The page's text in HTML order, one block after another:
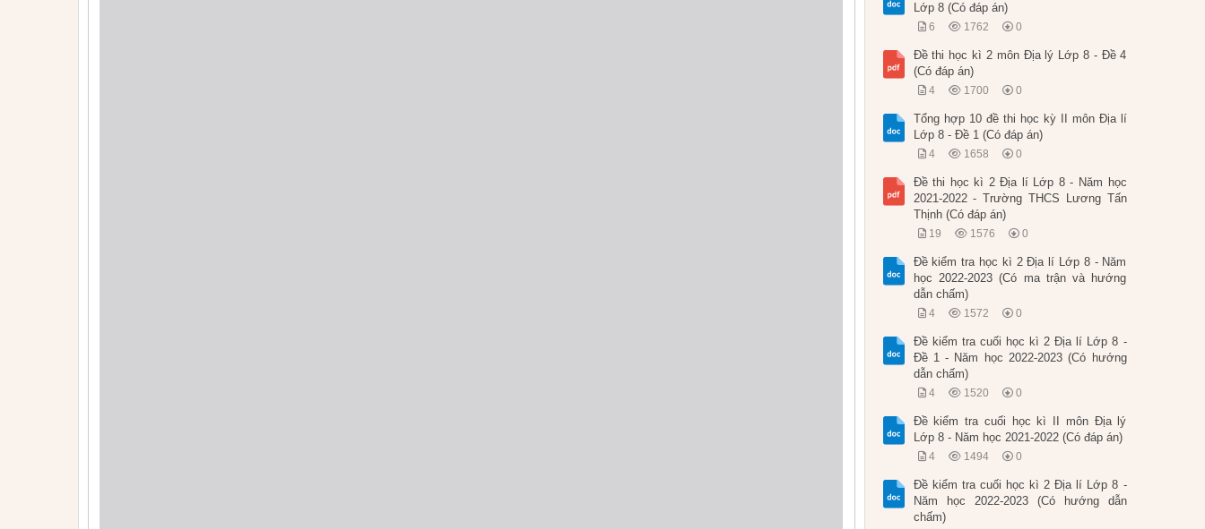
Lớp 8 (Có đáp án)
6 1762 0
Đề thi học kì 2 môn Địa lý Lớp 8 - Đề 4
(Có đáp án)
4 1700 0
Tổng hợp 10 đề thi học kỳ II môn Địa lí
Lớp 8 - Đề 1 (Có đáp án)
4 1658 0
Đề thi học kì 2 Địa lí Lớp 8 - Năm học
2021-2022 - Trường THCS Lương Tấn
Thịnh (Có đáp án)
19 1576 0
Đề kiểm tra học kì 2 Địa lí Lớp 8 - Năm
học 2022-2023 (Có ma trận và hướng
dẫn chấm)
4 1572 0
Đề kiểm tra cuối học kì 2 Địa lí Lớp 8 -
Đề 1 - Năm học 2022-2023 (Có hướng
dẫn chấm)
4 1520 0
Đề kiểm tra cuối học kì II môn Địa lý
Lớp 8 - Năm học 2021-2022 (Có đáp án)
4 1494 0
Đề kiểm tra cuối học kì 2 Địa lí Lớp 8 -
Năm học 2022-2023 (Có hướng dẫn
chấm)